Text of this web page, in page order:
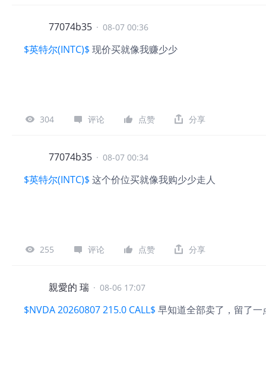
77074b35 · 08-07 00:36
$英特尔(INTC)$ 现价买就像我赚少少
304 评论 点赞 分享
77074b35 · 08-07 00:34
$英特尔(INTC)$ 这个价位买就像我购少少走人
255 评论 点赞 分享
親愛的 瑞 · 08-06 17:07
$NVDA 20260807 215.0 CALL$ 早知道全部卖了，留了一